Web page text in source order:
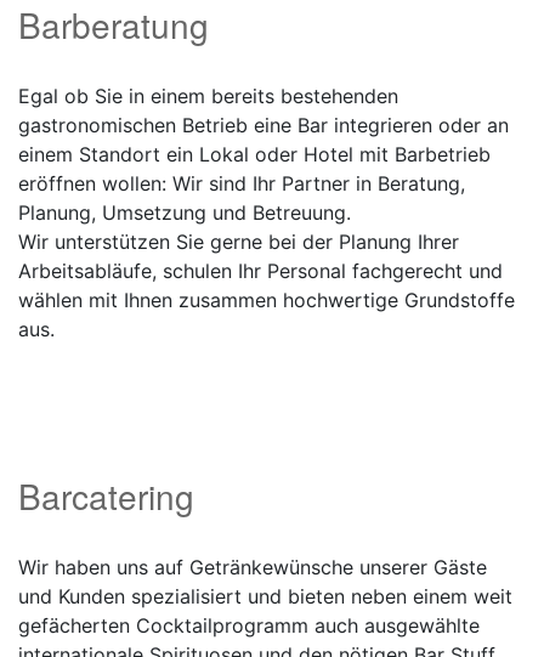
Barberatung
Egal ob Sie in einem bereits bestehenden
gastronomischen Betrieb eine Bar integrieren oder an
einem Standort ein Lokal oder Hotel mit Barbetrieb
eröffnen wollen: Wir sind Ihr Partner in Beratung,
Planung, Umsetzung und Betreuung.
Wir unterstützen Sie gerne bei der Planung Ihrer
Arbeitsabläufe, schulen Ihr Personal fachgerecht und
wählen mit Ihnen zusammen hochwertige Grundstoffe
aus.
Barcatering
Wir haben uns auf Getränkewünsche unserer Gäste
und Kunden spezialisiert und bieten neben einem weit
gefächerten Cocktailprogramm auch ausgewählte